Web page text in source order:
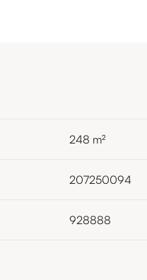
248 m²
207250094
928888